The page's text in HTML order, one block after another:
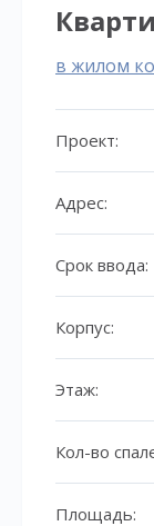
в жилом
Проект:
Адрес:
Срок ввода:
Корпус:
Этаж:
Кол-во
Площадь: